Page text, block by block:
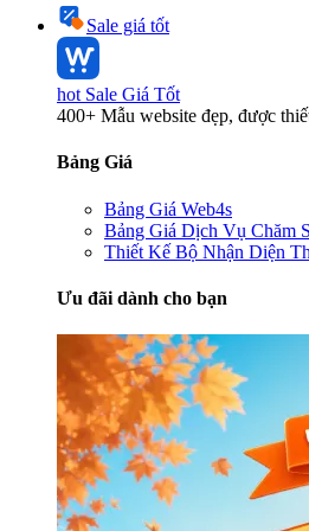
Sale giá tốt
hot Sale Giá Tốt
400+ Mẫu website đẹp, được
Bảng Giá
Bảng Giá Web4s
Bảng Giá Dịch Vụ Chăm
Thiết Kế Bộ Nhận Diện
Ưu đãi dành cho bạn